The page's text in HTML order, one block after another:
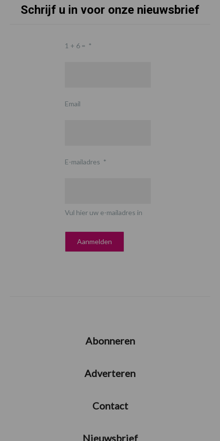
Schrijf u in voor onze nieuwsbrief
1 + 6 = *
Email
E-mailadres *
Vul hier uw e-mailadres in
Abonneren
Adverteren
Contact
Nieuwsbrief